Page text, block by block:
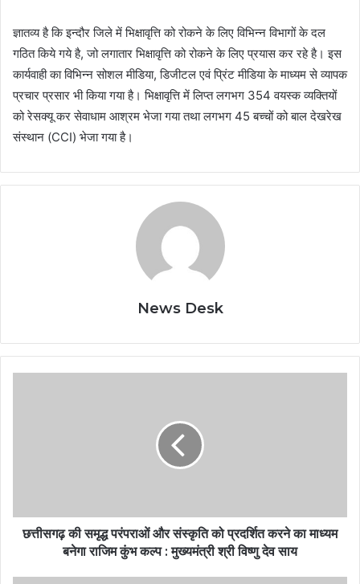
ज्ञातव्य है कि इन्दौर जिले में भिक्षावृत्ति को रोकने के लिए विभिन्न विभागों के दल
गठित किये गये है, जो लगातार भिक्षावृत्ति को रोकने के लिए प्रयास कर रहे है। इस
कार्यवाही का विभिन्न सोशल मीडिया, डिजीटल एवं प्रिंट मीडिया के माध्यम से व्यापक
प्रचार प्रसार भी किया गया है। भिक्षावृत्ति में लिप्त लगभग 354 वयस्क व्यक्तियों
को रेसक्यू कर सेवाधाम आश्रम भेजा गया तथा लगभग 45 बच्चों को बाल देखरेख
संस्थान (CCI) भेजा गया है।
News Desk
छत्तीसगढ़ की समृद्ध परंपराओं और संस्कृति को प्रदर्शित करने का माध्यम
बनेगा राजिम कुंभ कल्प : मुख्यमंत्री श्री विष्णु देव साय